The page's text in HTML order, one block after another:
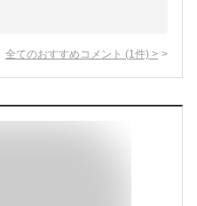
全てのおすすめコメント (1 件) >